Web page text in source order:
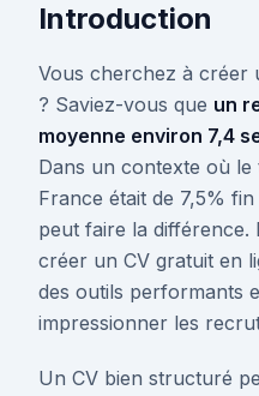
Introduction
Vous cherchez à créer
? Saviez-vous que un
moyenne environ 7,4
Dans un contexte où le
France était de 7,5%
peut faire la
créer un CV gratuit en
des outils performants
impressionner les
Un CV bien structuré